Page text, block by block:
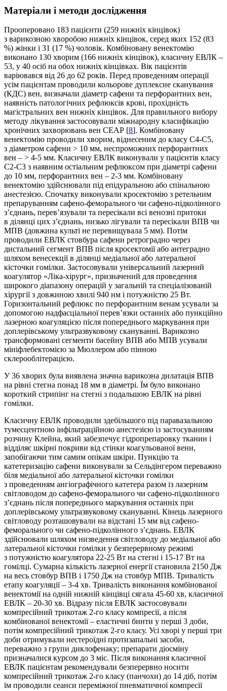
Матеріали і методи дослідження
Прооперовано 183 пацієнти (259 нижніх кінцівок)
з варикозною хворобою нижніх кінцівок, серед яких 152 (83
%) жінки і 31 (17 %) чоловік. Комбіновану венектомію
виконано 130 хворим (166 нижніх кінцівок), класичну ЕВЛК –
53, у 40 осіб на обох нижніх кінцівках. Вік пацієнтів
варіювався від 26 до 62 років. Перед проведенням операції
усім пацієнтам проводили кольорове дуплексне сканування
(КДС) вен, визначали діаметр сафени та перфорантних вен,
наявність патологічних рефлюксів крові, прохідність
магістральних вен нижніх кінцівок. Для правильного вибору
методу лікування застосовували міжнародну класифікацію
хронічних захворювань вен СЕАР [8]. Комбіновану
венектомію проводили хворим, віднесеним до класу С4-С5,
з діаметром сафени > 10 мм, неспроможних перфорантних
вен – > 4-5 мм. Класичну ЕВЛК виконували у пацієнтів класу
С2-С3 з наявним остіальним рефлюксом при діаметрі сафени
до 10 мм, перфорантних вен – 2-3 мм. Комбіновану
венектомію здійснювали під епідуральною або спінальною
анестезією. Спочатку виконували кросектомію з ретельним
препаруванням сафено-феморального чи сафено-підколінного
з’єднань, перев’язували та пересікали всі венозні притоки
в ділянці цих з’єднань, низько лігували та пересікали ВПВ чи
МПВ (довжина культі не перевищувала 5 мм). Потім
проводили ЕВЛК стовбура сафени ретроградно через
дистальний сегмент ВПВ після кросектомії або антеградно
шляхом венесекції в ділянці медіальної або латеральної
кісточки гомілки. Застосовували універсальний лазерний
коагулятор «Ліка-хірург», призначений для проведення
широкого діапазону операцій у загальній та спеціалізованій
хірургії з довжиною хвилі 940 нм і потужністю 25 Вт.
Горизонтальний рефлюкс по перфорантним венам усували за
допомогою надфасціальної перев’язки останніх або пункційно
лазерною коагуляцією після попереднього маркування при
доплерівському ультразвуковому скануванні. Варикозно
трансформовані сегменти басейну ВПВ або МПВ усували
мініфлебектомією за Мюллером або пінною
склерооблітерацією.
У 36 хворих була виявлена значна варикозна дилатація ВПВ
на рівні стегна понад 18 мм в діаметрі. Їм було виконано
короткий стрипінг на стегні з подальшою ЕВЛК на рівні
гомілки.
Класичну ЕВЛК проводили здебільшого під паравазальною
тумесцентною інфільтраційною анестезією із застосуванням
розчину Клейна, який забезпечує гідропрепаровку тканин і
відділяє шкірні покриви від стінки коагульованої вени,
запобігаючи тим самим опікам шкіри. Пункцію та
катетеризацію сафени виконували за Сельдінгером переважно
біля медіальної або латеральної кісточки гомілки
з проведенням ангіографічного катетера разом із лазерним
світловодом до сафено-феморального чи сафено-підколінного
з’єднань після попереднього маркування останніх при
доплерівському ультразвуковому скануванні. Кінець лазерного
світловоду розташовували на відстані 15 мм від сафено-
феморального чи сафено-­підколінного з’єднань. ЕВЛК
здійснювали шляхом низведення світловоду до медіальної або
латеральної кісточки гомілки у безперервному режимі
з потужністю коагулятора 22-25 Вт на стегні і 15-17 Вт на
гомілці. Сумарна кількість лазерної енергії становила 2150 Дж
на весь стовбур ВПВ і 1750 Дж на стовбур МПВ. Тривалість
етапу коагуляції – 3-4 хв. Тривалість виконання комбінованої
венектомії на одній нижній кінцівці сягала 45-60 хв, класичної
ЕВЛК – 20-30 хв. Відразу після ЕВЛК застосовували
компресійний трикотаж 2-го класу компресії, а після
комбінованої венектомії – еластичні бинти у перші 3 доби,
потім компресійний трикотаж 2-го класу. Усі хворі у перші три
доби отримували нестероїдні протизапальні засоби,
переважно з групи диклофенаку; препарати діосміну
призначалися курсом до 3 міс. Після виконання класичної
ЕВЛК пацієнтам рекомендували безперервно носити
компресійний трикотаж 2-го класу (панчохи) до 14 діб, потім
їм проводили сеанси переміжної пневматичної компресії